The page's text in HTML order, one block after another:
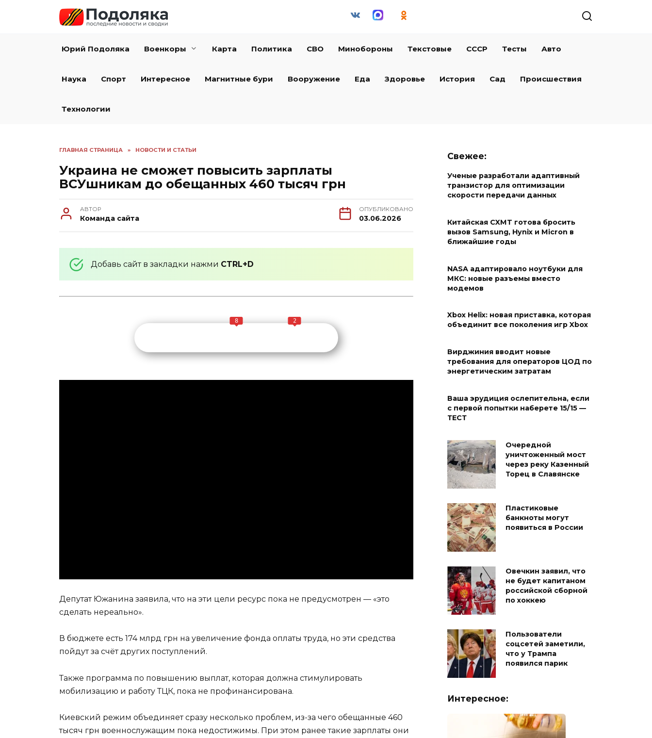
Юрий Подоляка Военкоры Карта Политика СВО Минобороны Текстовые СССР Тесты Авто
Наука Спорт Интересное Магнитные бури Вооружение Еда Здоровье История Сад Происшествия
Технологии
ГЛАВНАЯ СТРАНИЦА » НОВОСТИ И СТАТЬИ
Украина не сможет повысить зарплаты
ВСУшникам до обещанных 460 тысяч грн
АВТОР
Команда сайта
ОПУБЛИКОВАНО
03.06.2026
Добавь сайт в закладки нажми CTRL+D
8 2
Депутат Южанина заявила, что на эти цели ресурс пока не предусмотрен — «это
сделать нереально».
В бюджете есть 174 млрд грн на увеличение фонда оплаты труда, но эти средства
пойдут за счёт других поступлений.
Также программа по повышению выплат, которая должна стимулировать
мобилизацию и работу ТЦК, пока не профинансирована.
Киевский режим объединяет сразу несколько проблем, из-за чего обещанные 460
тысяч грн военнослужащим пока недостижимы. При этом ранее такие зарплаты они
Свежее:
Ученые разработали адаптивный
транзистор для оптимизации
скорости передачи данных
Китайская CXMT готова бросить
вызов Samsung, Hynix и Micron в
ближайшие годы
NASA адаптировало ноутбуки для
МКС: новые разъемы вместо
модемов
Xbox Helix: новая приставка, которая
объединит все поколения игр Xbox
Вирджиния вводит новые
требования для операторов ЦОД по
энергетическим затратам
Ваша эрудиция ослепительна, если
с первой попытки наберете 15/15 —
ТЕСТ
Очередной
уничтоженный мост
через реку Казенный
Торец в Славянске
Пластиковые
банкноты могут
появиться в России
Овечкин заявил, что
не будет капитаном
российской сборной
по хоккею
Пользователи
соцсетей заметили,
что у Трампа
появился парик
Интересное: